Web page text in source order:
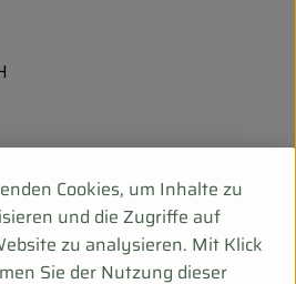
die Snacks in Bio-
Wir sind ein kleines Team
gemacht leckere
wenigen, natürlichen Zutaten zu
Klein schmecken. Dabei ist es
Cookies, um Inhalte zu
und die Zugriffe auf
zu analysieren. Mit Klick
Sie der Nutzung dieser